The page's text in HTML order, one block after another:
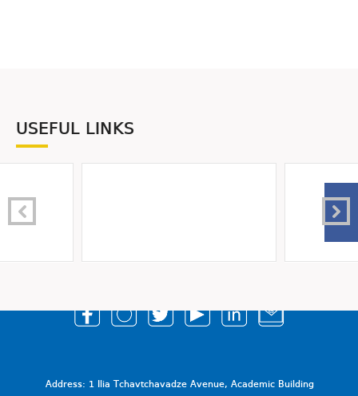
USEFUL LINKS
Address: 1 Ilia Tchavtchavadze Avenue, Academic Building